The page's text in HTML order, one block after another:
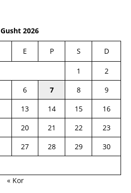
Gusht 2026
E P S D
1
2
6 7 8
9
13 14 15
16
20 21 22
23
27 28 29
30
« Kor